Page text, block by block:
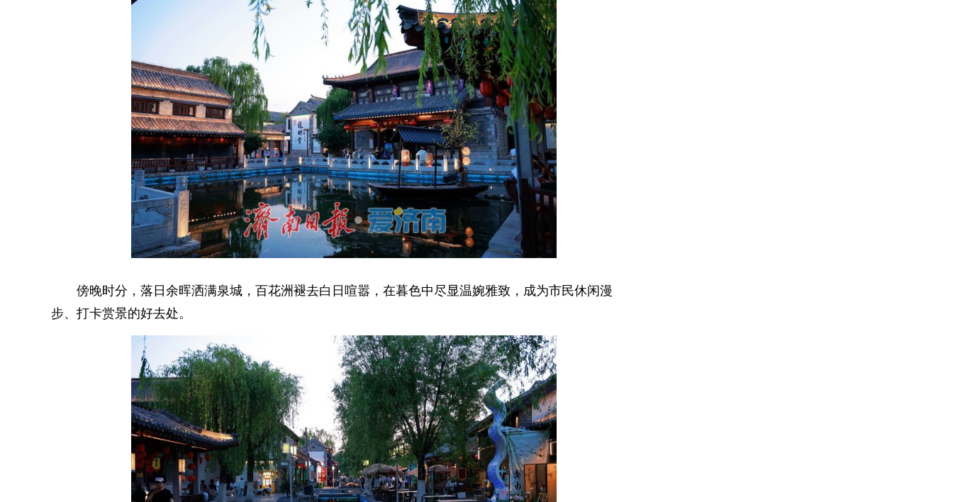
傍晚时分，落日余晖洒满泉城，百花洲褪去白日喧嚣，在暮色中尽显温婉雅致，成为市民休闲漫
步、打卡赏景的好去处。